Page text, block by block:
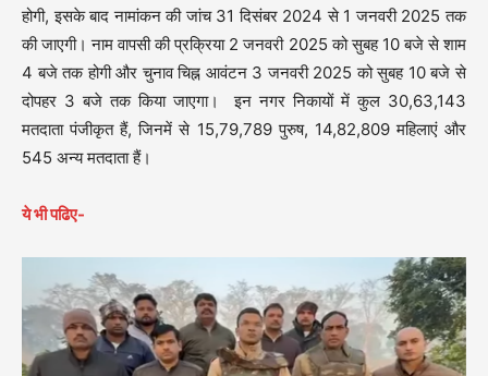
होगी, इसके बाद नामांकन की जांच 31 दिसंबर 2024 से 1 जनवरी 2025 तक
की जाएगी। नाम वापसी की प्रक्रिया 2 जनवरी 2025 को सुबह 10 बजे से शाम
4 बजे तक होगी और चुनाव चिह्न आवंटन 3 जनवरी 2025 को सुबह 10 बजे से
दोपहर 3 बजे तक किया जाएगा। इन नगर निकायों में कुल 30,63,143
मतदाता पंजीकृत हैं, जिनमें से 15,79,789 पुरुष, 14,82,809 महिलाएं और
545 अन्य मतदाता हैं।
ये भी पढिए-